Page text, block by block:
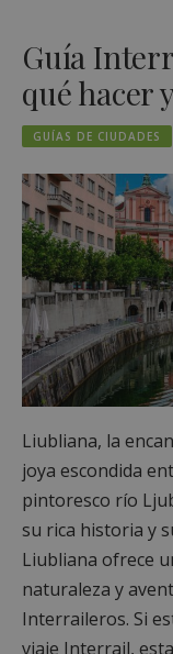
Guía
qué hacer
GUÍAS DE CIUDADES
Liubliana, la
joya escondida
pintoresco río
su rica historia y
Liubliana ofrece
naturaleza y
Interraileros. Si
viaje Interrail,